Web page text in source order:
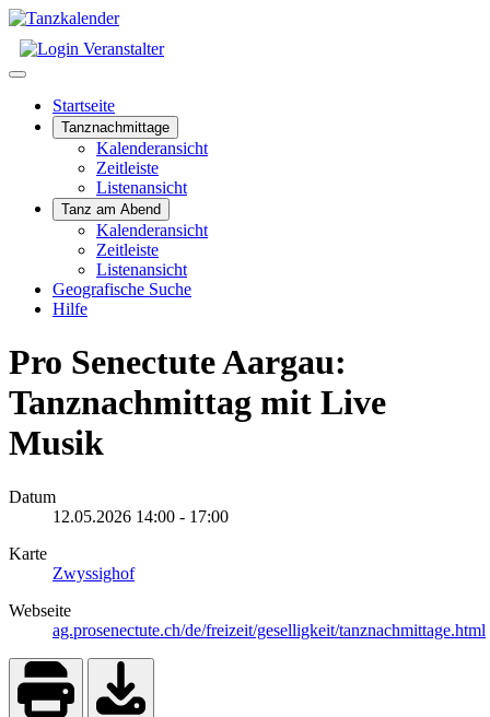
Startseite
Tanznachmittage
Kalenderansicht
Zeitleiste
Listenansicht
Tanz am Abend
Kalenderansicht
Zeitleiste
Listenansicht
Geografische Suche
Hilfe
Pro Senectute Aargau:
Tanznachmittag mit Live
Musik
Datum
12.05.2026 14:00 - 17:00
Karte
Zwyssighof
Webseite
ag.prosenectute.ch/de/freizeit/geselligkeit/tanznachmittage.html